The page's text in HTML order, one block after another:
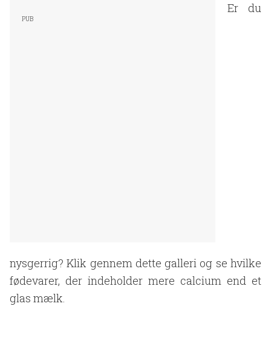
Er du
nysgerrig? Klik gennem dette galleri og se hvilke
fødevarer, der indeholder mere calcium end et
glas mælk.